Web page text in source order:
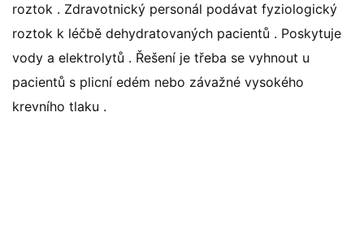
roztok . Zdravotnický personál podávat fyziologický
roztok k léčbě dehydratovaných pacientů . Poskytuje
vody a elektrolytů . Řešení je třeba se vyhnout u
pacientů s plicní edém nebo závažné vysokého
krevního tlaku .